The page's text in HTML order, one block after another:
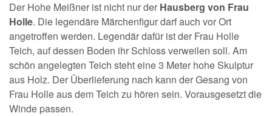
Der Hohe Meißner ist nicht nur der Hausberg von Frau
Holle. Die legendäre Märchenfigur darf auch vor Ort
angetroffen werden. Legendär dafür ist der Frau Holle
Teich, auf dessen Boden ihr Schloss verweilen soll. Am
schön angelegten Teich steht eine 3 Meter hohe Skulptur
aus Holz. Der Überlieferung nach kann der Gesang von
Frau Holle aus dem Teich zu hören sein. Vorausgesetzt die
Winde passen.